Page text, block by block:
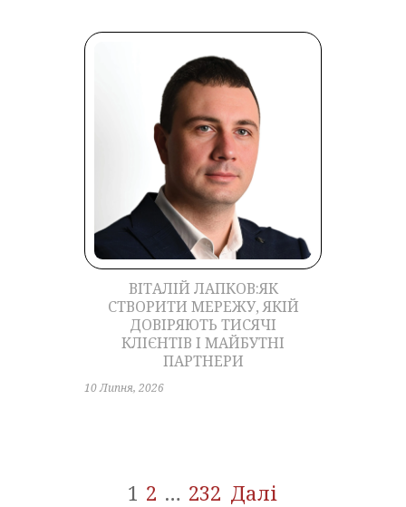
ВІТАЛІЙ ЛАПКОВ:ЯК
СТВОРИТИ МЕРЕЖУ, ЯКІЙ
ДОВІРЯЮТЬ ТИСЯЧІ
КЛІЄНТІВ І МАЙБУТНІ
ПАРТНЕРИ
10 Липня, 2026
1 2 … 232 Далі